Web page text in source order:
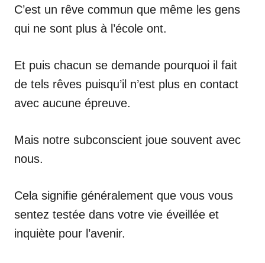
C’est un rêve commun que même les gens
qui ne sont plus à l’école ont.
Et puis chacun se demande pourquoi il fait
de tels rêves puisqu’il n’est plus en contact
avec aucune épreuve.
Mais notre subconscient joue souvent avec
nous.
Cela signifie généralement que vous vous
sentez testée dans votre vie éveillée et
inquiète pour l’avenir.